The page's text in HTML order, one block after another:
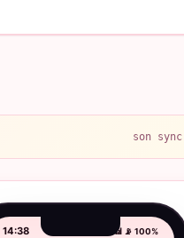
son sync
14:38 📶 📡 100%